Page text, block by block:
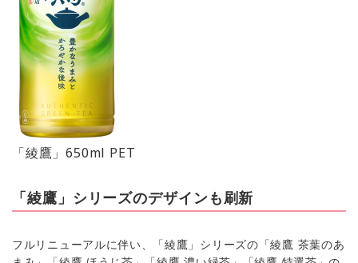
「綾鷹」650ml PET
「綾鷹」シリーズのデザインも刷新
フルリニューアルに伴い、「綾鷹」シリーズの「綾鷹 茶葉のあ